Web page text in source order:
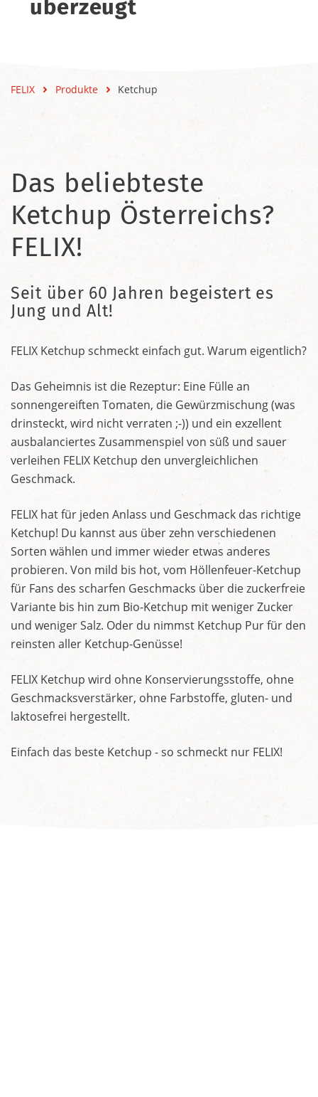
überzeugt
FELIX Produkte Ketchup
Das beliebteste
Ketchup Österreichs?
FELIX!
Seit über 60 Jahren begeistert es
Jung und Alt!
FELIX Ketchup schmeckt einfach gut. Warum eigentlich?
Das Geheimnis ist die Rezeptur: Eine Fülle an
sonnengereiften Tomaten, die Gewürzmischung (was
drinsteckt, wird nicht verraten ;-)) und ein exzellent
ausbalanciertes Zusammenspiel von süß und sauer
verleihen FELIX Ketchup den unvergleichlichen
Geschmack.
FELIX hat für jeden Anlass und Geschmack das richtige
Ketchup! Du kannst aus über zehn verschiedenen
Sorten wählen und immer wieder etwas anderes
probieren. Von mild bis hot, vom Höllenfeuer-Ketchup
für Fans des scharfen Geschmacks über die zuckerfreie
Variante bis hin zum Bio-Ketchup mit weniger Zucker
und weniger Salz. Oder du nimmst Ketchup Pur für den
reinsten aller Ketchup-Genüsse!
FELIX Ketchup wird ohne Konservierungsstoffe, ohne
Geschmacksverstärker, ohne Farbstoffe, gluten- und
laktosefrei hergestellt.
Einfach das beste Ketchup - so schmeckt nur FELIX!